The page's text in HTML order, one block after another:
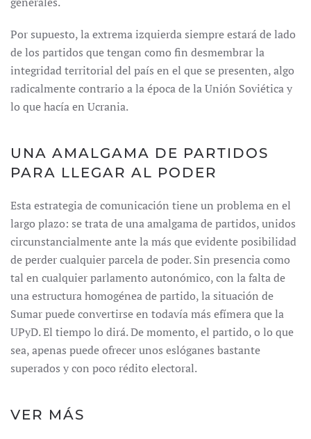
Por supuesto, la extrema izquierda siempre estará de lado
de los partidos que tengan como fin desmembrar la
integridad territorial del país en el que se presenten, algo
radicalmente contrario a la época de la Unión Soviética y
lo que hacía en Ucrania.
UNA AMALGAMA DE PARTIDOS
PARA LLEGAR AL PODER
Esta estrategia de comunicación tiene un problema en el
largo plazo: se trata de una amalgama de partidos, unidos
circunstancialmente ante la más que evidente posibilidad
de perder cualquier parcela de poder. Sin presencia como
tal en cualquier parlamento autonómico, con la falta de
una estructura homogénea de partido, la situación de
Sumar puede convertirse en todavía más efímera que la
UPyD. El tiempo lo dirá. De momento, el partido, o lo que
sea, apenas puede ofrecer unos eslóganes bastante
superados y con poco rédito electoral.
VER MÁS